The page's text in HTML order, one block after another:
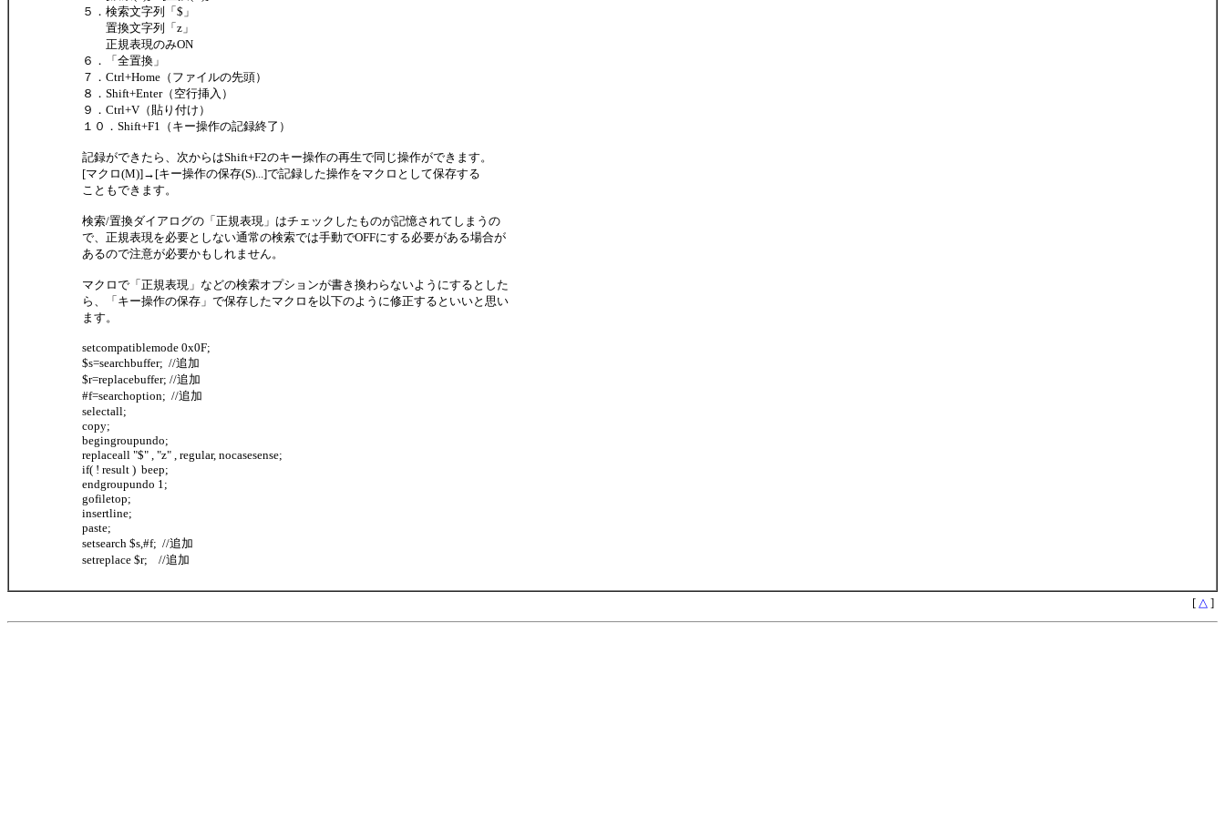
５．検索文字列「$」
置換文字列「z」
正規表現のみON
６．「全置換」
７．Ctrl+Home（ファイルの先頭）
８．Shift+Enter（空行挿入）
９．Ctrl+V（貼り付け）
１０．Shift+F1（キー操作の記録終了）
記録ができたら、次からはShift+F2のキー操作の再生で同じ操作ができます。
[マクロ(M)]→[キー操作の保存(S)...]で記録した操作をマクロとして保存する
こともできます。
検索/置換ダイアログの「正規表現」はチェックしたものが記憶されてしまうの
で、正規表現を必要としない通常の検索では手動でOFFにする必要がある場合が
あるので注意が必要かもしれません。
マクロで「正規表現」などの検索オプションが書き換わらないようにするとした
ら、「キー操作の保存」で保存したマクロを以下のように修正するといいと思い
ます。
setcompatiblemode 0x0F;
$s=searchbuffer; //追加
$r=replacebuffer; //追加
#f=searchoption; //追加
selectall;
copy;
begingroupundo;
replaceall "$" , "z" , regular, nocasesense;
if( ! result ) beep;
endgroupundo 1;
gofiletop;
insertline;
paste;
setsearch $s,#f; //追加
setreplace $r; //追加
[ △ ]